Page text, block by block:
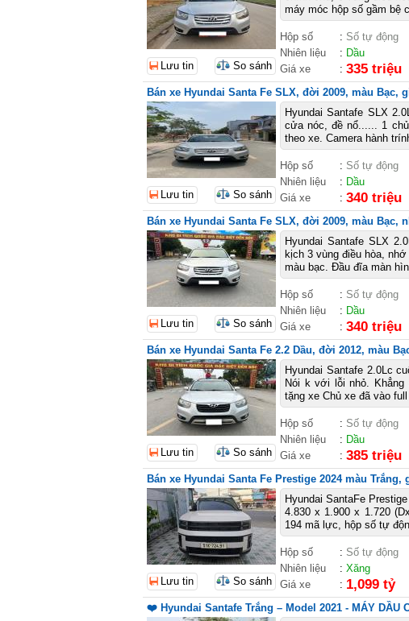
máy móc hộp số gầm bệ
Hộp số : Số tự động
Nhiên liệu
: Dầu
Giá xe
: 335 triệu
Lưu tin So sánh
Bán xe Hyundai Santa Fe SLX, đời 2009, màu Bạc,
Hyundai Santafe SLX
cửa nóc, đề nổ...... 1
theo xe. Camera hành
Hộp số : Số tự động
Nhiên liệu
: Dầu
Giá xe
: 340 triệu
Lưu tin So sánh
Bán xe Hyundai Santa Fe SLX, đời 2009, màu Bạc,
Hyundai Santafe SLX
kịch 3 vùng điều hòa,
màu bạc. Đầu đĩa màn
Hộp số : Số tự động
Nhiên liệu
: Dầu
Giá xe
: 340 triệu
Lưu tin So sánh
Bán xe Hyundai Santa Fe 2.2 Dầu, đời 2012, màu
Hyundai Santafe 2.0Lc
Nói k với lỗi nhỏ.
tặng xe Chủ xe đã vào
Hộp số : Số tự động
Nhiên liệu
: Dầu
Giá xe
: 385 triệu
Lưu tin So sánh
Bán xe Hyundai Santa Fe Prestige 2024 màu
Hyundai SantaFe
4.830 x 1.900 x 1.720
194 mã lực, hộp số tự
Hộp số : Số tự động
Nhiên liệu
: Xăng
Giá xe
: 1,099 tỷ
Lưu tin So sánh
❤️ Hyundai Santafe Trắng – Model 2021 - MÁY DẦU